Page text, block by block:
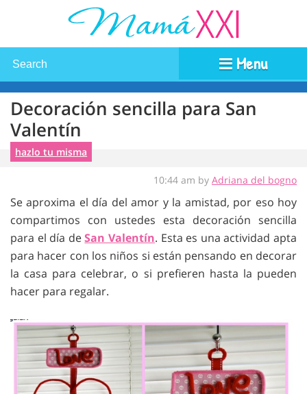
Menu
Decoración sencilla para San
Valentín
hazlo tu misma
10:44 am by Adriana del bogno
Se aproxima el día del amor y la amistad, por eso hoy
compartimos con ustedes esta decoración sencilla
para el día deSan Valentín. Esta es una actividad apta
para hacer con los niños si están pensando en decorar
la casa para celebrar, o si prefieren hasta la pueden
hacer para regalar.